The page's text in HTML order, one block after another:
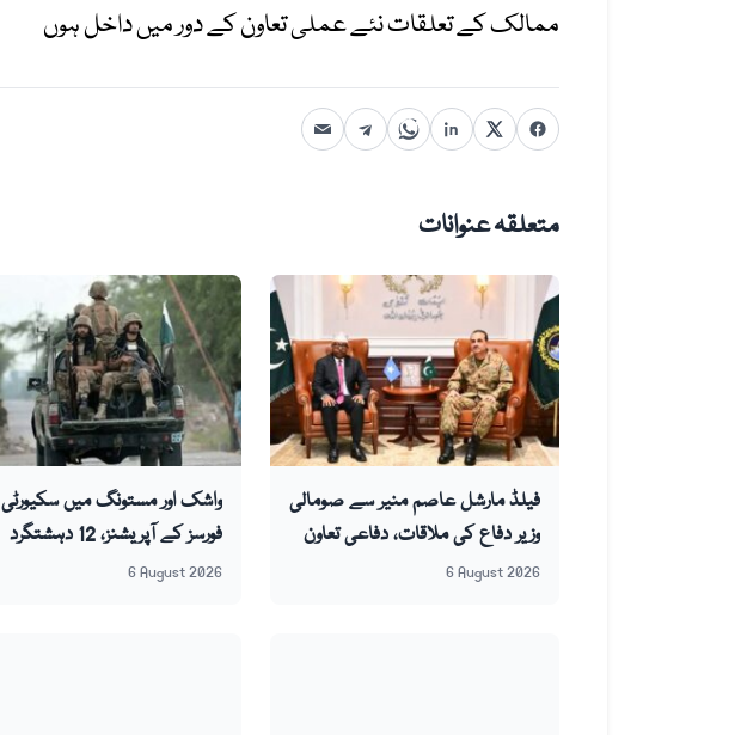
ممالک کے تعلقات نئے عملی تعاون کے دور میں داخل ہوں
متعلقہ عنوانات
فیلڈ مارشل عاصم منیر سے صومالی
وزیر دفاع کی ملاقات، دفاعی تعاون
بڑھانے پر اتفاق
6 August 2026
واشک اور مستونگ میں سکیورٹی
فورسز کے آپریشنز، 12 دہشتگرد
جہنم واصل
6 August 2026